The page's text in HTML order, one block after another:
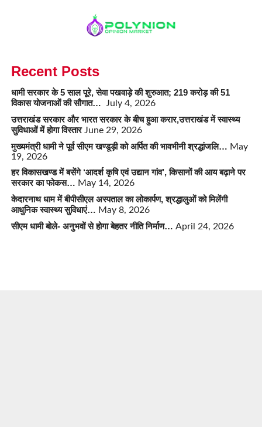
Recent Posts
धामी सरकार के 5 साल पूरे, सेवा पखवाड़े की शुरुआत; 219 करोड़ की 51
विकास योजनाओं की सौगात…
July 4, 2026
उत्तराखंड सरकार और भारत सरकार के बीच हुआ करार,उत्तराखंड में स्वास्थ्य
सुविधाओं में होगा विस्तार June 29, 2026
मुख्यमंत्री धामी ने पूर्व सीएम खण्डूड़ी को अर्पित की भावभीनी श्रद्धांजलि… May
19, 2026
हर विकासखण्ड में बसेंगे ‘आदर्श कृषि एवं उद्यान गांव’, किसानों की आय बढ़ाने पर
सरकार का फोकस… May 14, 2026
केदारनाथ धाम में बीपीसीएल अस्पताल का लोकार्पण, श्रद्धालुओं को मिलेंगी
आधुनिक स्वास्थ्य सुविधाएं… May 8, 2026
सीएम धामी बोले- अनुभवों से होगा बेहतर नीति निर्माण… April 24, 2026